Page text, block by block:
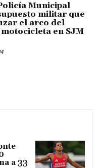
Municipal
militar que
el arco del
en SJM
a 33